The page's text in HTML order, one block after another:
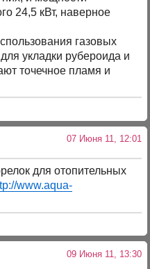
24,5 кВт, наверное
газовых
укладки рубероида и
точечное пламя и
07 Июня 11, 12:01
для отопительных
www.aqua-
09 Июня 11, 13:30